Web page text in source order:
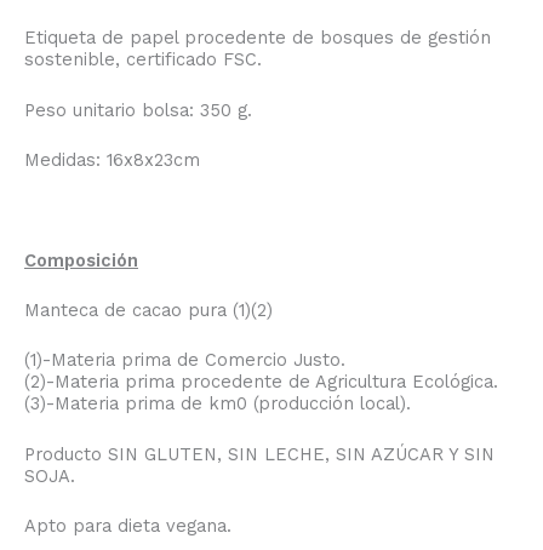
Etiqueta de papel procedente de bosques de gestión
sostenible, certificado FSC.
Peso unitario bolsa: 350 g.
Medidas: 16x8x23cm
Composición
Manteca de cacao pura (1)(2)
(1)-Materia prima de Comercio Justo.
(2)-Materia prima procedente de Agricultura Ecológica.
(3)-Materia prima de km0 (producción local).
Producto SIN GLUTEN, SIN LECHE, SIN AZÚCAR Y SIN
SOJA.
Apto para dieta vegana.